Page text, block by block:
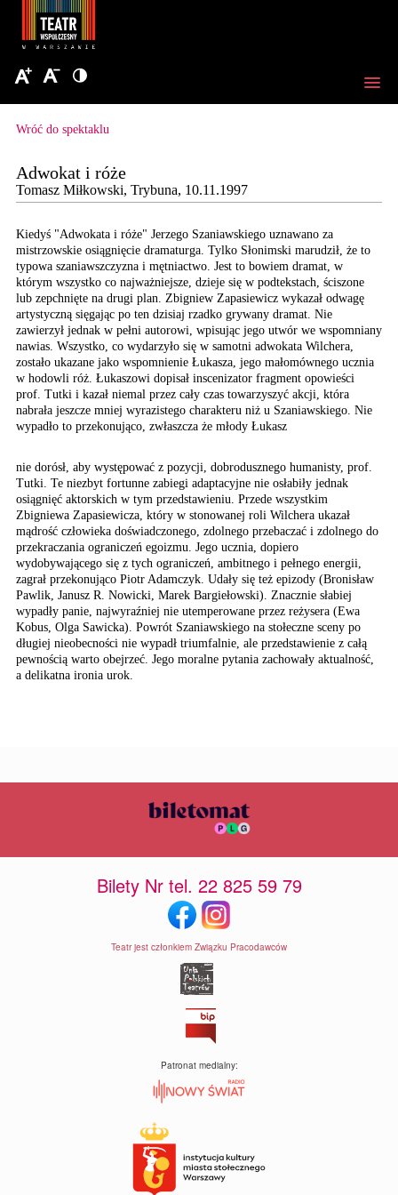
Wróć do spektaklu
Adwokat i róże
Tomasz Miłkowski, Trybuna, 10.11.1997
Kiedyś "Adwokata i róże" Jerzego Szaniawskiego uznawano za
mistrzowskie osiągnięcie dramaturga. Tylko Słonimski marudził, że to
typowa szaniawszczyzna i mętniactwo. Jest to bowiem dramat, w
którym wszystko co najważniejsze, dzieje się w podtekstach, ściszone
lub zepchnięte na drugi plan. Zbigniew Zapasiewicz wykazał odwagę
artystyczną sięgając po ten dzisiaj rzadko grywany dramat. Nie
zawierzył jednak w pełni autorowi, wpisując jego utwór we wspomniany
nawias. Wszystko, co wydarzyło się w samotni adwokata Wilchera,
zostało ukazane jako wspomnienie Łukasza, jego małomównego ucznia
w hodowli róż. Łukaszowi dopisał inscenizator fragment opowieści
prof. Tutki i kazał niemal przez cały czas towarzyszyć akcji, która
nabrała jeszcze mniej wyrazistego charakteru niż u Szaniawskiego. Nie
wypadło to przekonująco, zwłaszcza że młody Łukasz
nie dorósł, aby występować z pozycji, dobrodusznego humanisty, prof.
Tutki. Te niezbyt fortunne zabiegi adaptacyjne nie osłabiły jednak
osiągnięć aktorskich w tym przedstawieniu. Przede wszystkim
Zbigniewa Zapasiewicza, który w stonowanej roli Wilchera ukazał
mądrość człowieka doświadczonego, zdolnego przebaczać i zdolnego do
przekraczania ograniczeń egoizmu. Jego ucznia, dopiero
wydobywającego się z tych ograniczeń, ambitnego i pełnego energii,
zagrał przekonująco Piotr Adamczyk. Udały się też epizody (Bronisław
Pawlik, Janusz R. Nowicki, Marek Bargiełowski). Znacznie słabiej
wypadły panie, najwyraźniej nie utemperowane przez reżysera (Ewa
Kobus, Olga Sawicka). Powrót Szaniawskiego na stołeczne sceny po
długiej nieobecności nie wypadł triumfalnie, ale przedstawienie z całą
pewnością warto obejrzeć. Jego moralne pytania zachowały aktualność,
a delikatna ironia urok.
Bilety Nr tel. 22 825 59 79
Teatr jest członkiem Związku Pracodawców
Patronat medialny: